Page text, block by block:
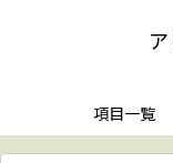
項目一覧